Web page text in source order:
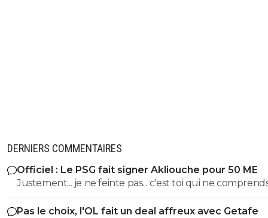
DERNIERS COMMENTAIRES
Officiel : Le PSG fait signer Akliouche pour 50 ME
Justement... je ne feinte pas... c'est toi qui ne
les mots et qui les manipule. ^^
Pas le choix, l'OL fait un deal affreux avec Getafe